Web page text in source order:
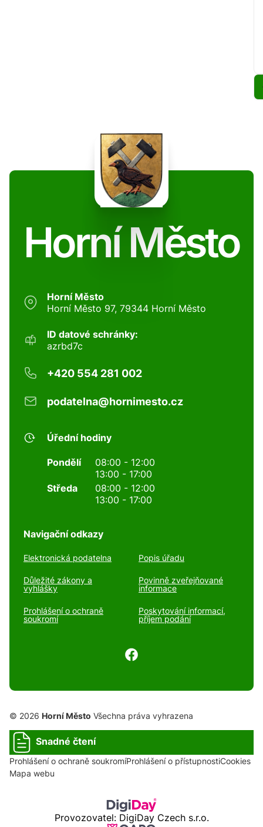
Horní Město
Horní Město
Horní Město 97, 79344 Horní Město
ID datové schránky:
azrbd7c
+420 554 281 002
podatelna@hornimesto.cz
Úřední hodiny
Pondělí
08:00 - 12:00
13:00 - 17:00
Středa
08:00 - 12:00
13:00 - 17:00
Navigační odkazy
Elektronická podatelna Popis úřadu
Důležité zákony a
vyhlášky
Povinně zveřejňované
informace
Prohlášení o ochraně
soukromí
Poskytování informací,
příjem podání
© 2026 Horní Město Všechna práva vyhrazena
Snadné čtení
Prohlášení o ochraně soukromíProhlášení o přístupnostiCookies
Mapa webu
Provozovatel: DigiDay Czech s.r.o.